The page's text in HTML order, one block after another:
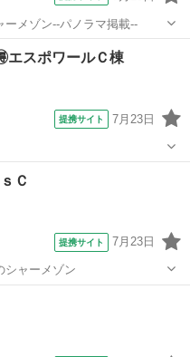
ーメゾン--パノラマ掲載--
エスポワールＣ棟
提携サイト 7月23日
Ｃ
提携サイト 7月23日
シャーメゾン